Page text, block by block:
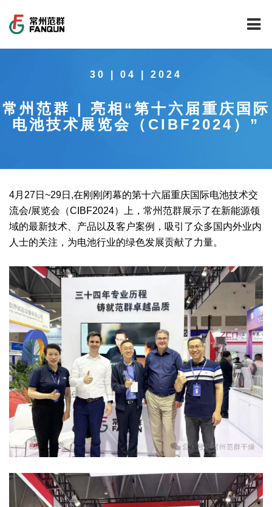
公司介绍
范群文化
公司大事记
干燥设备
回转圆筒干燥焙烧系列
气流干燥系列
带式干燥焙烧系列
真空干燥系列
圆盘干燥机系列
桨叶式干燥系列
载体干燥系列
滚筒干燥系列
烘箱干燥系列
制药行业
食品行业
化工行业
工程实验室
工程技术中心
新闻中心
范群新闻
技术专栏
服务中心
全球契约组织成员
公共责任
节能环保
公益支持
社会责任报告
社会责任
绿色发展
绿色工厂
绿色供应链
人才招聘
联系我们
联系我们
30 | 04 | 2024
常州范群 | 亮相“第十六届重庆国际
电池技术展览会（CIBF2024）”
4月27日~29日,在刚刚闭幕的第十六届重庆国际电池技术交
流会/展览会（CIBF2024）上，常州范群展示了在新能源领
域的最新技术、产品以及客户案例，吸引了众多国内外业内
人士的关注，为电池行业的绿色发展贡献了力量。